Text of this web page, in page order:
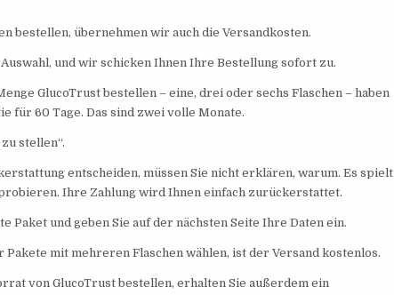
bestellen, übernehmen wir auch die Versandkosten.
und wir schicken Ihnen Ihre Bestellung sofort zu.
GlucoTrust bestellen – eine, drei oder sechs Flaschen – haben
für 60 Tage. Das sind zwei volle Monate.
stellen“.
entscheiden, müssen Sie nicht erklären, warum. Es spielt
Ihre Zahlung wird Ihnen einfach zurückerstattet.
Paket und geben Sie auf der nächsten Seite Ihre Daten ein.
Pakete mit mehreren Flaschen wählen, ist der Versand kostenlos.
von GlucoTrust bestellen, erhalten Sie außerdem ein